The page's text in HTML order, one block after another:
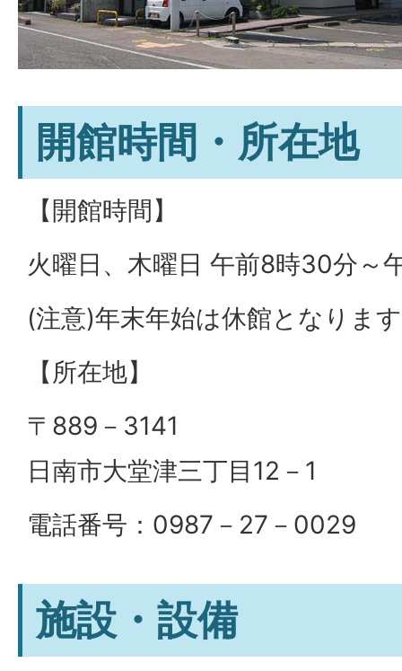
開館時間・所在地
【開館時間】
火曜日、木曜日 午前8時30分～
(注意)年末年始は休館となりま
【所在地】
〒889－3141
日南市大堂津三丁目12－1
電話番号：0987－27－0029
施設・設備